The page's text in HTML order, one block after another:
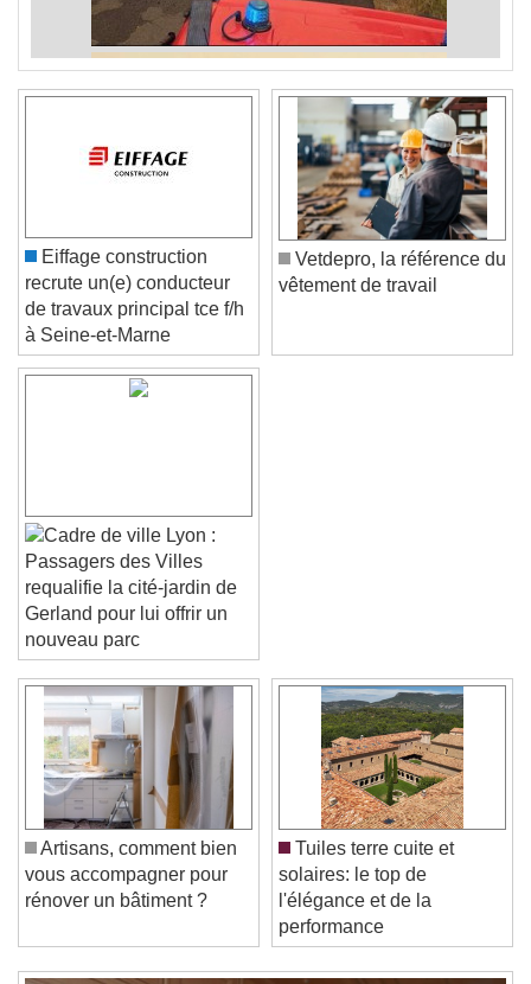
Video Player is loading.
Play Video
Play
Skip Backward
Skip Forward
Unmute
Current Time0:00
/
Duration-:-
Loaded:0%
Seek to live, currently behind liveLIVE
Remaining Time-0:00
Eiffage construction
recrute un(e) conducteur
de travaux principal tce f/h
à Seine-et-Marne
Vetdepro, la référence du
Lyon :
Passagers des Villes
requalifie la cité-jardin de
Gerland pour lui offrir un
nouveau parc
Artisans, comment bien
vous accompagner pour
Tuiles terre cuite et
solaires: le top de
l'élégance et de la
performance